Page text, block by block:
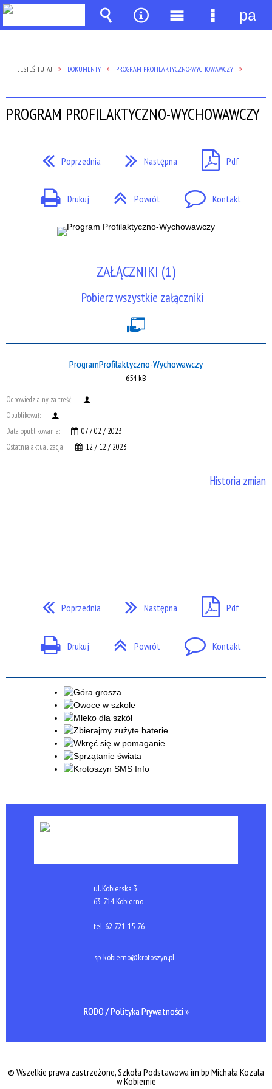
JESTEŚ TUTAJ DOKUMENTY PROGRAM PROFILAKTYCZNO-WYCHOWAWCZY
PROGRAM PROFILAKTYCZNO-WYCHOWAWCZY
Poprzednia Następna Pdf
Drukuj Powrót Kontakt
ZAŁĄCZNIKI (1)
Pobierz wszystkie załączniki
ProgramProfilaktyczno-Wychowawczy
654 kB
Odpowiedzialny za treść:
Opublikował:
Data opublikowania:
07 / 02 / 2023
Ostatnia aktualizacja:
12 / 12 / 2023
Historia zmian
Poprzednia Następna Pdf
Drukuj Powrót Kontakt
ul. Kobierska 3,
63-714 Kobierno
tel. 62 721-15-76
sp-kobierno@krotoszyn.pl
RODO / Polityka Prywatności »
© Wszelkie prawa zastrzeżone, Szkoła Podstawowa im bp Michała Kozala
w Kobiernie
Wyszukiwarka
Narzędzia
MenuMenu